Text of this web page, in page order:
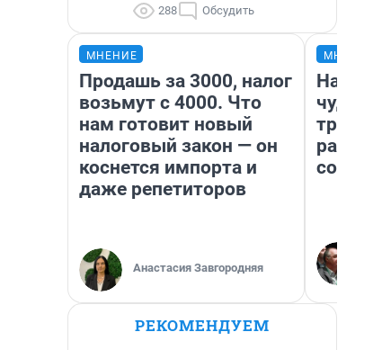
288 Обсудить
МНЕНИЕ
Продашь за 3000, налог
возьмут с 4000. Что
нам готовит новый
налоговый закон — он
коснется импорта и
даже репетиторов
Анастасия Завгородняя
РЕКОМЕНДУЕМ